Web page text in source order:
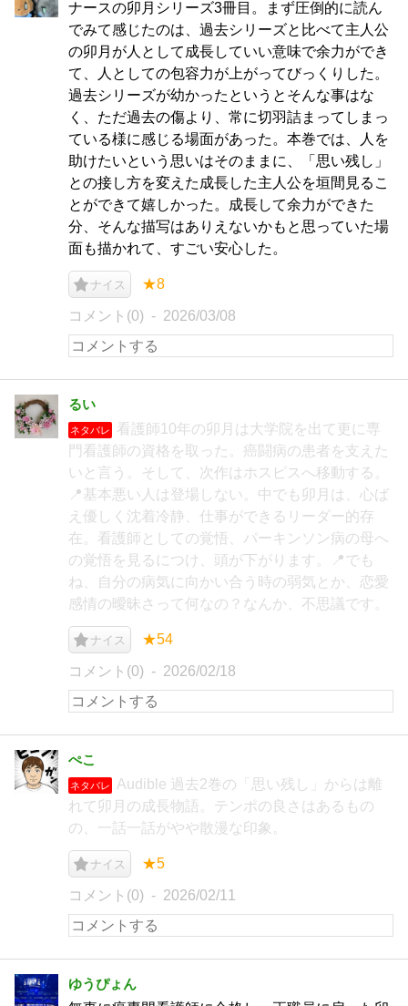
ナースの卯月シリーズ3冊目。まず圧倒的に読ん
でみて感じたのは、過去シリーズと比べて主人公
の卯月が人として成長していい意味で余力ができ
て、人としての包容力が上がってびっくりした。
過去シリーズが幼かったというとそんな事はな
く、ただ過去の傷より、常に切羽詰まってしまっ
ている様に感じる場面があった。本巻では、人を
助けたいという思いはそのままに、「思い残し」
との接し方を変えた成長した主人公を垣間見るこ
とができて嬉しかった。成長して余力ができた
分、そんな描写はありえないかもと思っていた場
面も描かれて、すごい安心した。
ナイス ★8
コメント(0) 2026/03/08
るい
ネタバレ
看護師10年の卯月は大学院を出て更に専
門看護師の資格を取った。癌闘病の患者を支えた
いと言う。そして、次作はホスピスへ移動する。
📍基本悪い人は登場しない。中でも卯月は、心ば
え優しく沈着冷静、仕事ができるリーダー的存
在。看護師としての覚悟、パーキンソン病の母へ
の覚悟を見るにつけ、頭が下がります。📍でも
ね、自分の病気に向かい合う時の弱気とか、恋愛
感情の曖昧さって何なの？なんか、不思議です。
ナイス ★54
コメント(0) 2026/02/18
ぺこ
ネタバレ
Audible 過去2巻の「思い残し」からは離
れて卯月の成長物語。テンポの良さはあるもの
の、一話一話がやや散漫な印象。
ナイス ★5
コメント(0) 2026/02/11
ゆうぴょん